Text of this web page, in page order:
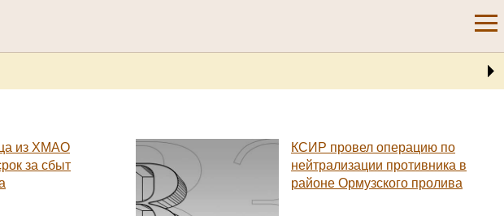
из ХМАО
за сбыт
КСИР провел операцию по
нейтрализации противника в
районе Ормузского пролива